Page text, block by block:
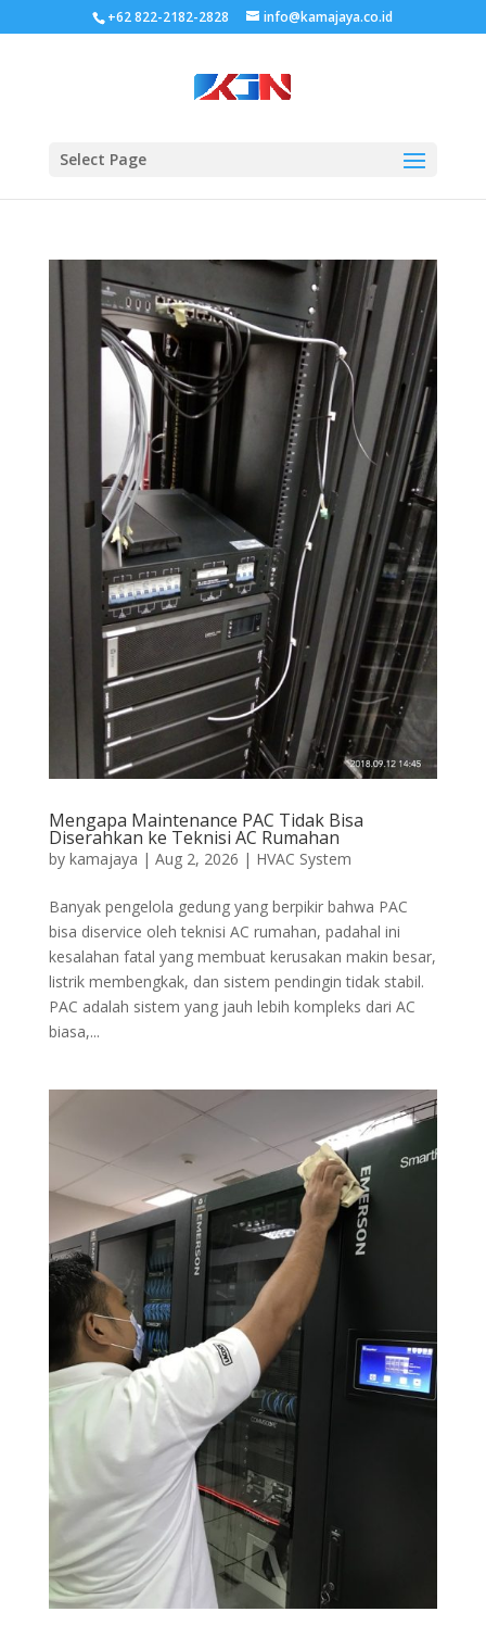
+62 822-2182-2828 info@kamajaya.co.id
Select Page
Mengapa Maintenance PAC Tidak Bisa
Diserahkan ke Teknisi AC Rumahan
by kamajaya | Aug 2, 2026 | HVAC System
Banyak pengelola gedung yang berpikir bahwa PAC
bisa diservice oleh teknisi AC rumahan, padahal ini
kesalahan fatal yang membuat kerusakan makin besar,
listrik membengkak, dan sistem pendingin tidak stabil.
PAC adalah sistem yang jauh lebih kompleks dari AC
biasa,...